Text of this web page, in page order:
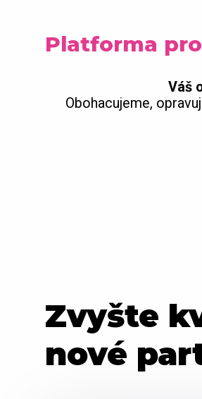
Platforma
Váš
Obohacujeme,
Zvyšte
nové